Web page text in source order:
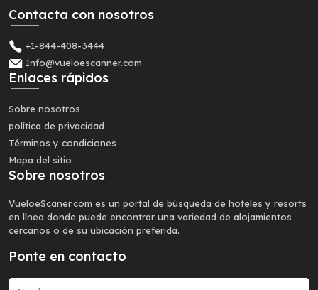
Contacta con nosotros
+1-844-408-3444
Info@vueloescanner.com
Enlaces rápidos
Sobre nosotros
política de privacidad
Términos y condiciones
Mapa del sitio
Sobre nosotros
VueloeScaner.com es un portal de búsqueda de hoteles y resorts
en línea donde puede encontrar una variedad de alojamientos
cercanos o de su ubicación preferida.
Ponte en contacto